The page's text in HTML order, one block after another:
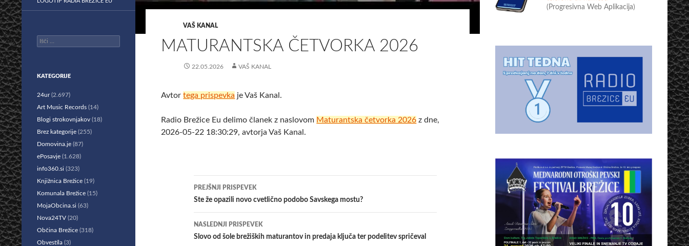
VAŠ KANAL
MATURANTSKA ČETVORKA 2026
22.05.2026 VAŠ KANAL
Avtortega prispevka je Vaš Kanal.
Radio Brežice Eu delimo članek z naslovom Maturantska četvorka 2026 z dne,
2026-05-22 18:30:29, avtorja Vaš Kanal.
Krmarjenje
po
prispevkih
PREJŠNJI PRISPEVEK
Ste že opazili novo cvetlično podobo Savskega mostu?
NASLEDNJI PRISPEVEK
Slovo od šole brežiških maturantov in predaja ključa ter podelitev spričeval
(Progresivna Web Aplikacija)
Išči:
KATEGORIJE
24ur(2.697)
Art Music Records (14)
Blogi strokovnjakov (18)
Brez kategorije (255)
Domovina.je (87)
ePosavje (1.628)
info360.si (323)
Knjižnica Brežice (19)
Komunala Brežice (15)
MojaObcina.si (63)
Nova24TV (20)
Občina Brežice (318)
Obvestila (3)